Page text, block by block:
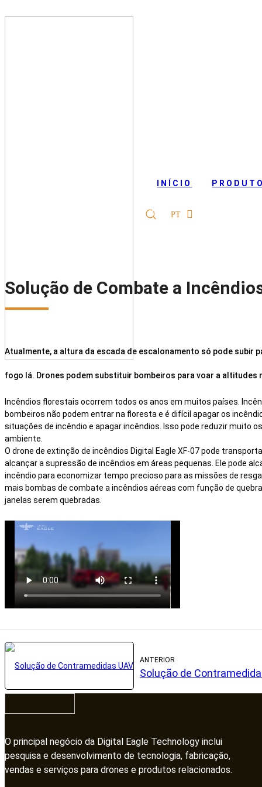
INÍCIO
PT
Solução de Combate a
Atualmente, a altura da escada de escalonamento só pode subir
fogo lá. Drones podem substituir bombeiros para voar a altitudes
Incêndios florestais ocorrem todos os anos em muitos países.
bombeiros não podem entrar na floresta e é difícil apagar os
situações de incêndio e apagar incêndios. Isso pode reduzir muito
ambiente.
O drone de extinção de incêndios Digital Eagle XF-07 pode
alcançar a supressão de incêndios em áreas pequenas. Ele pode
incêndio para economizar tempo precioso para as missões de
mais bombas de combate a incêndios aéreas com função de
janelas serem quebradas.
ANTERIOR
Solução de
O principal negócio da Digital Eagle Technology inclui
pesquisa e desenvolvimento de tecnologia, fabricação,
vendas e serviços para drones e produtos relacionados.​​​​​​​